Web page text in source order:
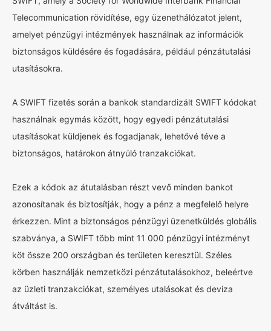
Telecommunication rövidítése, egy üzenethálózatot jelent,
amelyet pénzügyi intézmények használnak az információk
biztonságos küldésére és fogadására, például pénzátutalási
utasításokra.
A SWIFT fizetés során a bankok standardizált SWIFT kódokat
használnak egymás között, hogy egyedi pénzátutalási
utasításokat küldjenek és fogadjanak, lehetővé téve a
biztonságos, határokon átnyúló tranzakciókat.
Ezek a kódok az átutalásban részt vevő minden bankot
azonosítanak és biztosítják, hogy a pénz a megfelelő helyre
érkezzen. Mint a biztonságos pénzügyi üzenetküldés globális
szabványa, a SWIFT több mint 11 000 pénzügyi intézményt
köt össze 200 országban és területen keresztül. Széles
körben használják nemzetközi pénzátutalásokhoz, beleértve
az üzleti tranzakciókat, személyes utalásokat és deviza
átváltást is.